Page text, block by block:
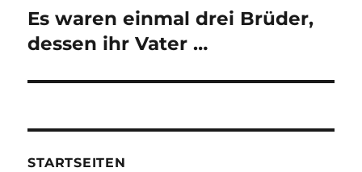
Nächster
Beitrag:
Es waren einmal drei Brüder,
dessen ihr Vater …
STARTSEITEN